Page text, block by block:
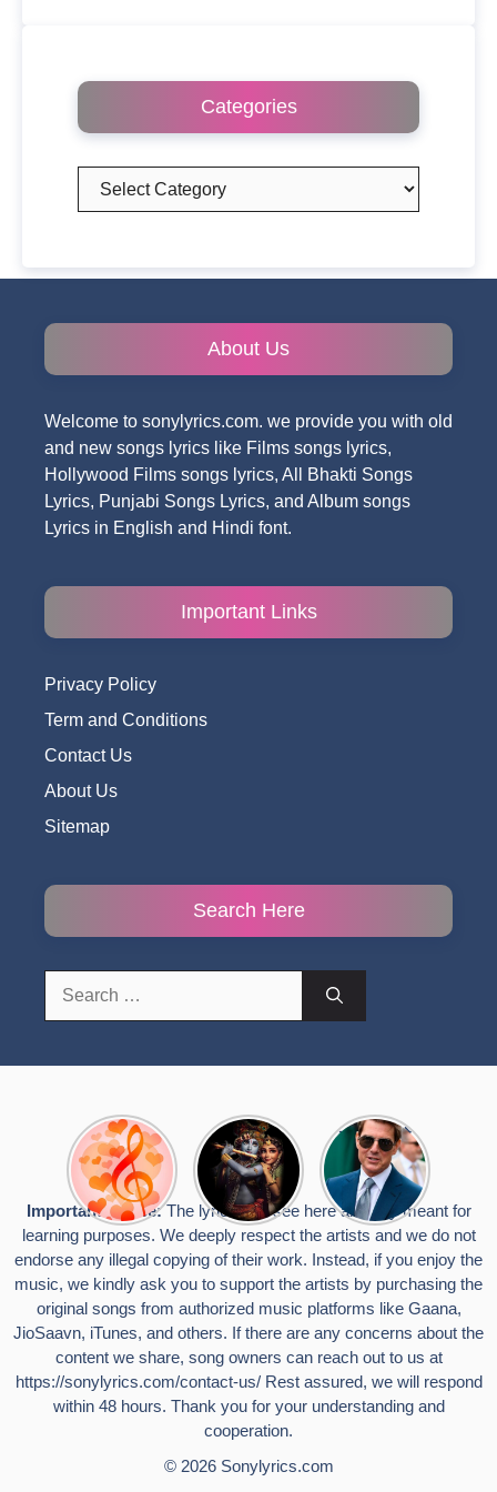
Categories
Categories
About Us
Welcome to sonylyrics.com. we provide you with old
and new songs lyrics like Films songs lyrics,
Hollywood Films songs lyrics, All Bhakti Songs
Lyrics, Punjabi Songs Lyrics, and Album songs
Lyrics in English and Hindi font.
Important Links
Privacy Policy
Term and Conditions
Contact Us
About Us
Sitemap
Search Here
Top 10
Romantic
Hindi
Songs
Lyrics That
Touch the
Heart
Radha
Krishna
Songs to
Celebrate
Janmashtami
टॉम क्रूज ने
फिर उठाया जान
का खतरा, प्लेन
से लटककर
किया स्टंट,
वायरल हुईं
तस्वीरें
Important Notice:The lyrics you see here are only meant for
learning purposes. We deeply respect the artists and we do not
endorse any illegal copying of their work. Instead, if you enjoy the
music, we kindly ask you to support the artists by purchasing the
original songs from authorized music platforms like Gaana,
JioSaavn, iTunes, and others. If there are any concerns about the
content we share, song owners can reach out to us at
https://sonylyrics.com/contact-us/Rest assured, we will respond
within 48 hours. Thank you for your understanding and
cooperation.
© 2026 Sonylyrics.com